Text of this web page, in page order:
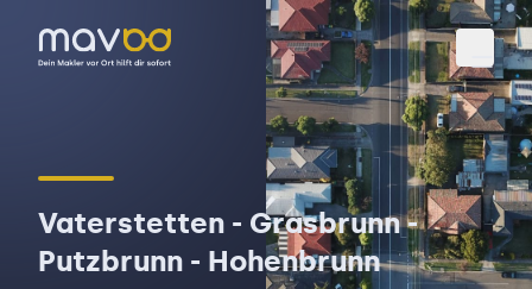
Vaterstetten - Grasbrunn -
Putzbrunn - Hohenbrunn